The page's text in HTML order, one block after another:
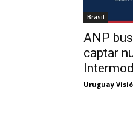
Brasil
ANP
captar
Uruguay